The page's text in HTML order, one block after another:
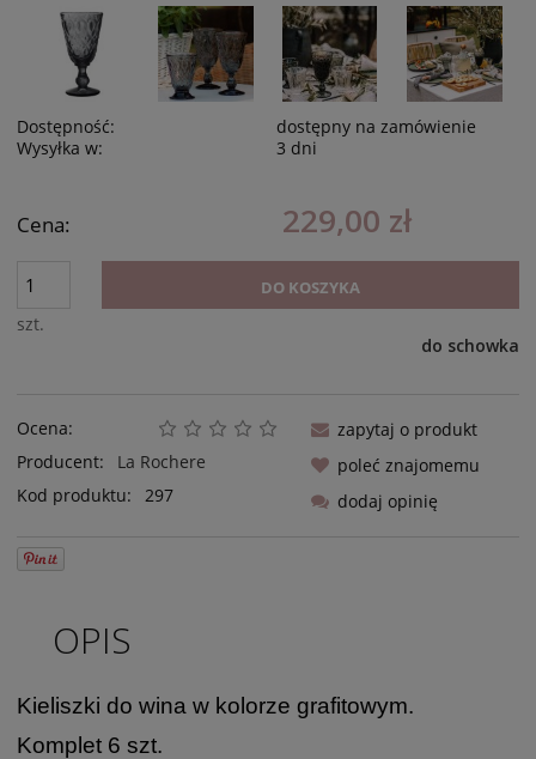
Dostępność:
dostępny na zamówienie
Wysyłka w:
3 dni
Cena: 229,00 zł
szt.
DO KOSZYKA
do schowka
Ocena:
Producent:
La Rochere
Kod produktu:
297
zapytaj o produkt
poleć znajomemu
dodaj opinię
OPIS
Kieliszki do wina w kolorze grafitowym.
Komplet 6 szt.